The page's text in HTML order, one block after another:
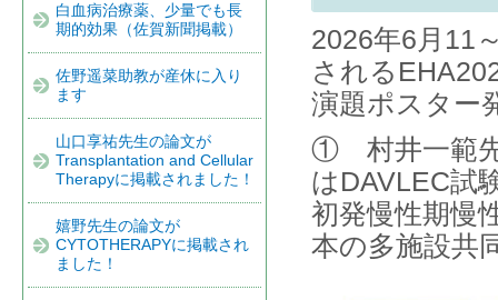
2026年6月11
される
演題ポスター
① 村井一範先
はDAVLEC試
初発慢性期慢
本の多施設共
白血病治療薬、少量でも長
期的効果（佐賀新聞掲載）
佐野遥菜助教が産休に入り
ます
山口享祐先生の論文が
Transplantation and Cellular
Therapyに掲載されました！
嬉野先生の論文が
CYTOTHERAPYに掲載され
ました！